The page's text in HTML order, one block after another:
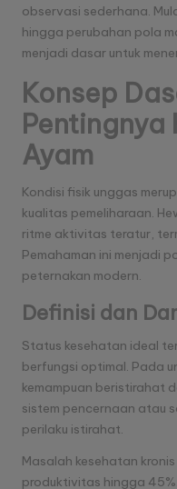
observasi sederhana.
hingga perubahan pola
menjadi dasar untuk
Konsep
Pentingnya
Ayam
Kondisi fisik unggas
kualitas pemeliharaan.
ritme aktivitas teratur,
Pemahaman ini menjadi
peternakan modern.
Definisi dan
Status kesehatan ideal
berfungsi optimal. Pada
kemampuan beristirahat
sistem pencernaan atau
perilaku istirahat.
Masalah kesehatan
produktivitas hingga